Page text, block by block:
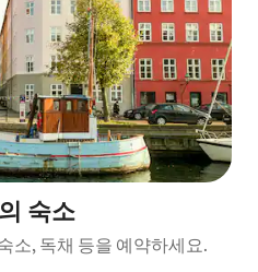
숙소
소, 독채 등을 예약하세요.